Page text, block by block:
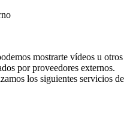
mostrarte vídeos u otros
por proveedores externos.
los siguientes servicios de